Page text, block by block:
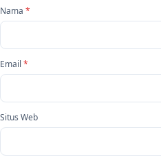
Nama *
Email *
Situs Web